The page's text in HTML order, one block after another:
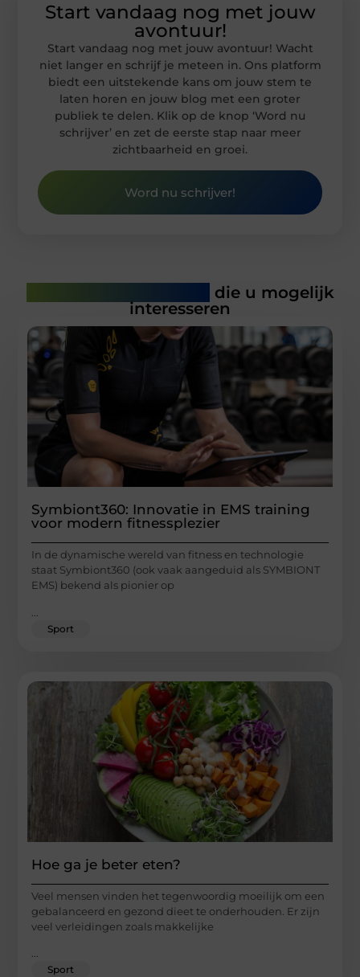
Start vandaag nog met jouw
avontuur!
Start vandaag nog met jouw avontuur! Wacht
niet langer en schrijf je meteen in. Ons platform
biedt een uitstekende kans om jouw stem te
laten horen en jouw blog met een groter
publiek te delen. Klik op de knop ‘Word nu
schrijver’ en zet de eerste stap naar meer
zichtbaarheid en groei.
Word nu schrijver!
die u mogelijk
interesseren
Symbiont360: Innovatie in EMS training
voor modern fitnessplezier
In de dynamische wereld van fitness en technologie
staat Symbiont360 (ook vaak aangeduid als SYMBIONT
EMS) bekend als pionier op
Sport
Hoe ga je beter eten?
Veel mensen vinden het tegenwoordig moeilijk om een
gebalanceerd en gezond dieet te onderhouden. Er zijn
veel verleidingen zoals makkelijke
Sport